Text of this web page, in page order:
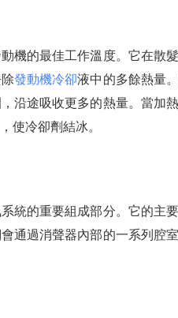
機的最佳工作溫度。它在散
發動機冷卻液中的多餘熱量
沿途吸收更多的熱量。當加
使冷卻劑結冰。
統的重要組成部分。它的主
通過消聲器內部的一系列腔